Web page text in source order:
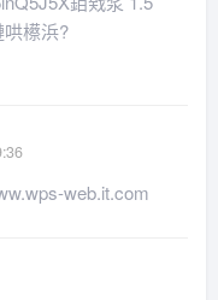
櫒浜?
web.it.com